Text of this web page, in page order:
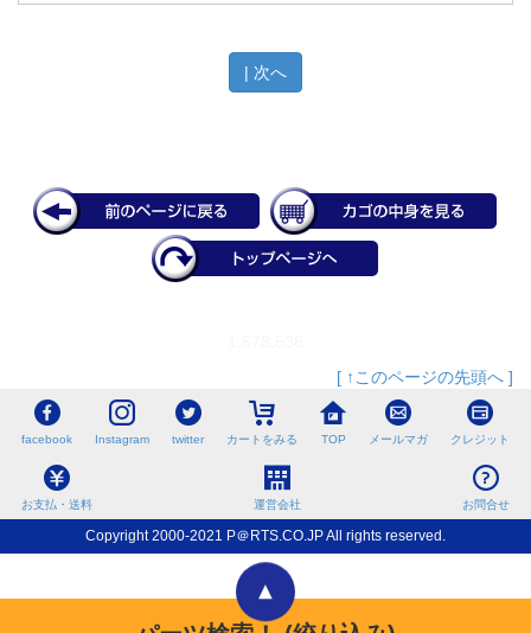
| 次へ
[ ↑このページの先頭へ ]
facebook Instagram twitter カートをみる TOP メールマガ クレジット
お支払・送料 運営会社 お問合せ
Copyright 2000-2021 P＠RTS.CO.JP All rights reserved.